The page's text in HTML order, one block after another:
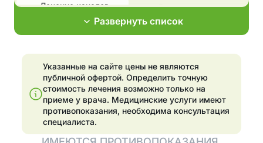
Лечение каналов —
периодонтита
Эстетические
реставрации
Отбелить зубы
Эстетическая
стоматология
Поставить брекеты,
Эстетические
реставрации
Отбелить зубы
элайнеров
Развернуть список
Указанные на сайте цены не являются
публичной офертой. Определить точную
стоимость лечения возможно только на
приеме у врача. Медицинские услуги имеют
противопоказания, необходима консультация
специалиста.